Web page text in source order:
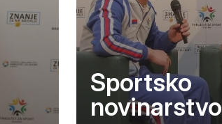
Sportsko
novinarstvo